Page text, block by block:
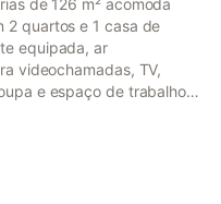
de 126 m² acomoda
2 quartos e 1 casa de
equipada, ar
videochamadas, TV,
e espaço de trabalho
No exterior,